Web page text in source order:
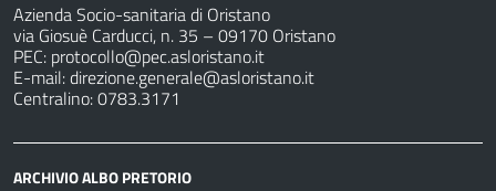
Azienda Socio-sanitaria di Oristano
via Giosuè Carducci, n. 35 – 09170 Oristano
PEC: protocollo@pec.asloristano.it
E-mail:direzione.generale@asloristano.it
Centralino: 0783.3171
ARCHIVIO ALBO PRETORIO